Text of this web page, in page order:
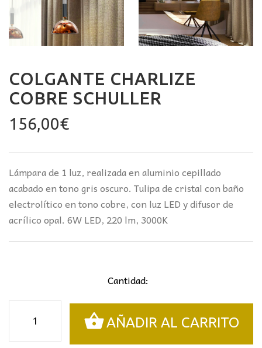
COLGANTE CHARLIZE
COBRE SCHULLER
156,00€
Lámpara de 1 luz, realizada en aluminio cepillado
acabado en tono gris oscuro. Tulipa de cristal con baño
electrolítico en tono cobre, con luz LED y difusor de
acrílico opal. 6W LED, 220 lm, 3000K
Cantidad:
CHARLIZE
COBRE
AÑADIR AL CARRITO